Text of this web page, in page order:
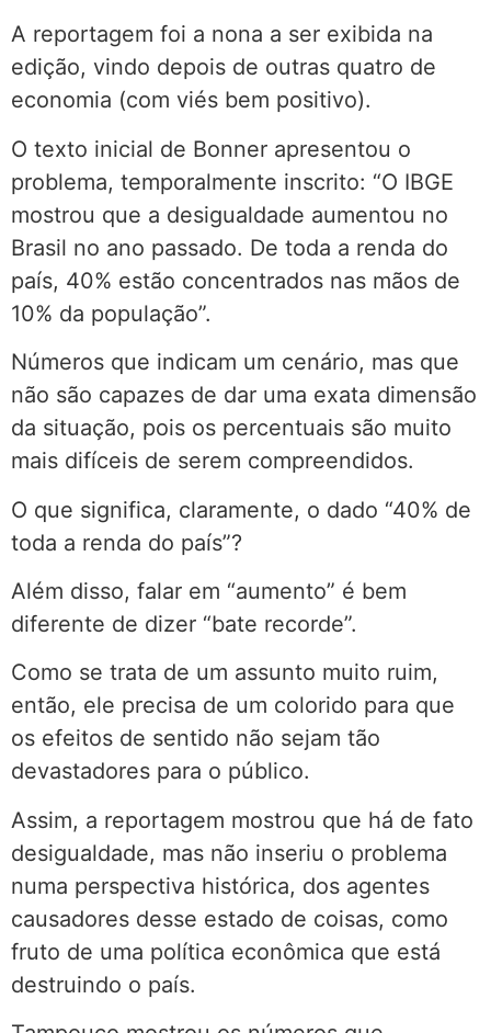
A reportagem foi a nona a ser exibida na
edição, vindo depois de outras quatro de
economia (com viés bem positivo).
O texto inicial de Bonner apresentou o
problema, temporalmente inscrito: “O IBGE
mostrou que a desigualdade aumentou no
Brasil no ano passado. De toda a renda do
país, 40% estão concentrados nas mãos de
10% da população”.
Números que indicam um cenário, mas que
não são capazes de dar uma exata dimensão
da situação, pois os percentuais são muito
mais difíceis de serem compreendidos.
O que significa, claramente, o dado “40% de
toda a renda do país”?
Além disso, falar em “aumento” é bem
diferente de dizer “bate recorde”.
Como se trata de um assunto muito ruim,
então, ele precisa de um colorido para que
os efeitos de sentido não sejam tão
devastadores para o público.
Assim, a reportagem mostrou que há de fato
desigualdade, mas não inseriu o problema
numa perspectiva histórica, dos agentes
causadores desse estado de coisas, como
fruto de uma política econômica que está
destruindo o país.